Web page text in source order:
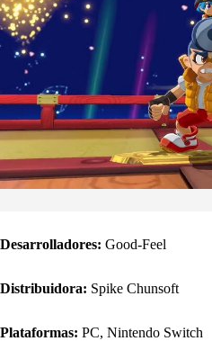
Desarrolladores: Good-Feel
Distribuidora: Spike Chunsoft
Plataformas: PC, Nintendo Switch